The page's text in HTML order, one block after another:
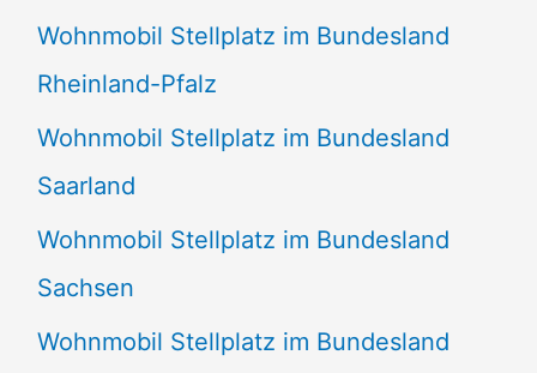
Wohnmobil Stellplatz im Bundesland
Rheinland-Pfalz
Wohnmobil Stellplatz im Bundesland
Saarland
Wohnmobil Stellplatz im Bundesland
Sachsen
Wohnmobil Stellplatz im Bundesland